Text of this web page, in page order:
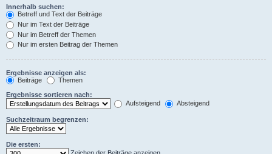
Innerhalb suchen:
Betreff und Text der Beiträge
Nur im Text der Beiträge
Nur im Betreff der Themen
Nur im ersten Beitrag der Themen
Ergebnisse anzeigen als:
Beiträge
Themen
Ergebnisse sortieren nach:
Aufsteigend
Absteigend
Suchzeitraum begrenzen:
Die ersten: